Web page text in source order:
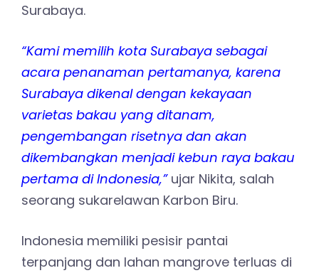
Surabaya.
“Kami memilih kota Surabaya sebagai
acara penanaman pertamanya, karena
Surabaya dikenal dengan kekayaan
varietas bakau yang ditanam,
pengembangan risetnya dan akan
dikembangkan menjadi kebun raya bakau
pertama di Indonesia,” ujar Nikita, salah
seorang sukarelawan Karbon Biru.
Indonesia memiliki pesisir pantai
terpanjang dan lahan mangrove terluas di